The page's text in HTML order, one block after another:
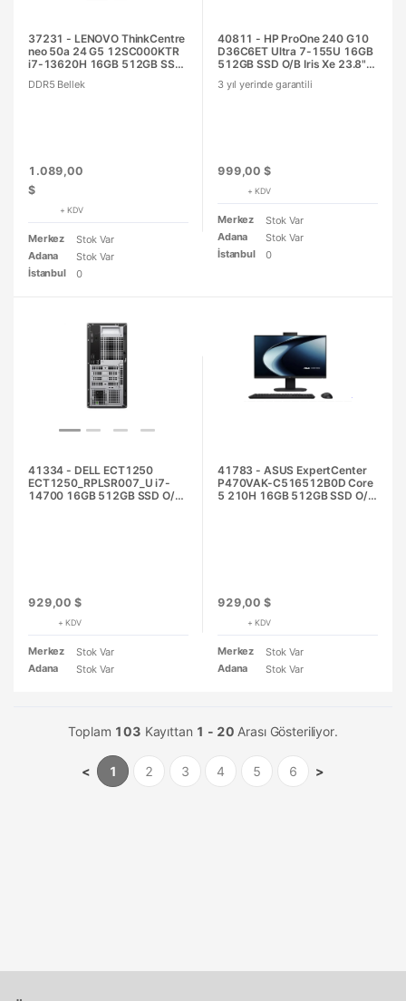
37231 - LENOVO ThinkCentre
neo 50a 24 G5 12SC000KTR
i7-13620H 16GB 512GB SSD
DOS All in One PC
DDR5 Bellek
1.089,00
$
+ KDV
Merkez
Stok Var
Adana
Stok Var
İstanbul
0
40811 - HP ProOne 240 G10
D36C6ET Ultra 7-155U 16GB
512GB SSD O/B Iris Xe 23.8"
3 yıl yerinde garantili
999,00 $
+ KDV
Merkez
Stok Var
Adana
Stok Var
İstanbul
0
41334 - DELL ECT1250
ECT1250_RPLSR007_U i7-
14700 16GB 512GB SSD O/B
929,00 $
+ KDV
Merkez
Stok Var
Adana
Stok Var
41783 - ASUS ExpertCenter
P470VAK-C516512B0D Core
5 210H 16GB 512GB SSD O/B
929,00 $
+ KDV
Merkez
Stok Var
Adana
Stok Var
Toplam 103 Kayıttan 1 - 20 Arası Gösteriliyor.
< 1 2 3 4 5 6 >